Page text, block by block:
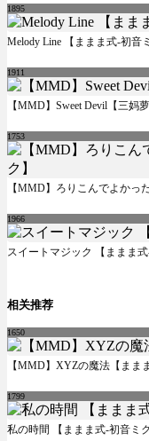
1895
Melody Line 【ままま式-初音
1911
【MMD】Sweet Devil【三妈萝
1753
【MMD】ろりこんでよかっ
1966
スイートマジック 【ままま式
相关推荐
1650
【MMD】XYZの魔法【まま
1799
私の時間 【ままま式-初音ミ